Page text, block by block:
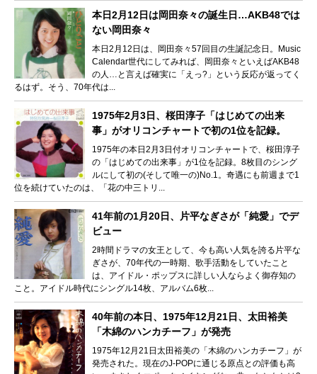
本日2月12日は岡田奈々の誕生日…AKB48では
ない岡田奈々
本日2月12日は、岡田奈々57回目の生誕記念日。Music
Calendar世代にしてみれば、岡田奈々といえばAKB48
の人…と言えば確実に「えっ?」という反応が返ってく
るはず。そう、70年代は...
1975年2月3日、桜田淳子「はじめての出来
事」がオリコンチャートで初の1位を記録。
1975年の本日2月3日付オリコンチャートで、桜田淳子
の「はじめての出来事」が1位を記録。8枚目のシング
ルにして初の(そして唯一の)No.1。奇遇にも前週まで1
位を続けていたのは、「花の中三トリ...
41年前の1月20日、片平なぎさが「純愛」でデ
ビュー
2時間ドラマの女王として、今も高い人気を誇る片平な
ぎさが、70年代の一時期、歌手活動をしていたこと
は、アイドル・ポップスに詳しい人ならよく御存知の
こと。アイドル時代にシングル14枚、アルバム6枚...
40年前の本日、1975年12月21日、太田裕美
「木綿のハンカチーフ」が発売
1975年12月21日太田裕美の「木綿のハンカチーフ」が
発売された。現在のJ-POPに通じる原点との評価も高